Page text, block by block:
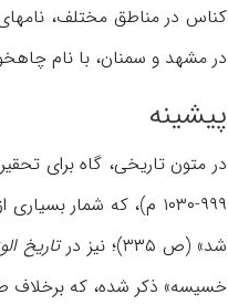
در مشهد و سمنان، با نام چاهخو و
پیشینه
۹۹۹-۱۰۳۰ م)، که شمار
شد» (ص ۳۳۵)؛ نیز در
تاریخ